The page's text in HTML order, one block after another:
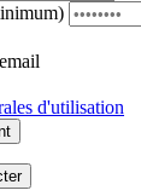
d'utilisation